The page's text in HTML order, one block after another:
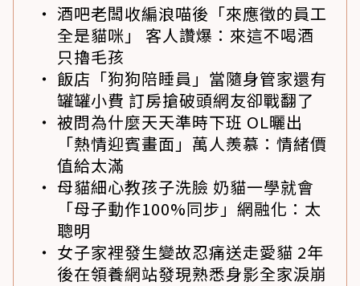
酒吧老闆收編浪喵後「來應徵的員工
全是貓咪」 客人讚爆：來這不喝酒
只擼毛孩
飯店「狗狗陪睡員」當隨身管家還有
罐罐小費 訂房搶破頭網友卻戰翻了
被問為什麼天天準時下班 OL曬出
「熱情迎賓畫面」萬人羨慕：情緒價
值給太滿
母貓細心教孩子洗臉 奶貓一學就會
「母子動作100%同步」網融化：太
聰明
女子家裡發生變故忍痛送走愛貓 2年
後在領養網站發現熟悉身影全家淚崩